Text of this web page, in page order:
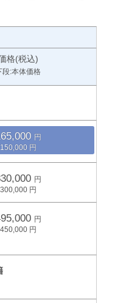
格(税込)
段:本体価格
150,000
300,000
450,000